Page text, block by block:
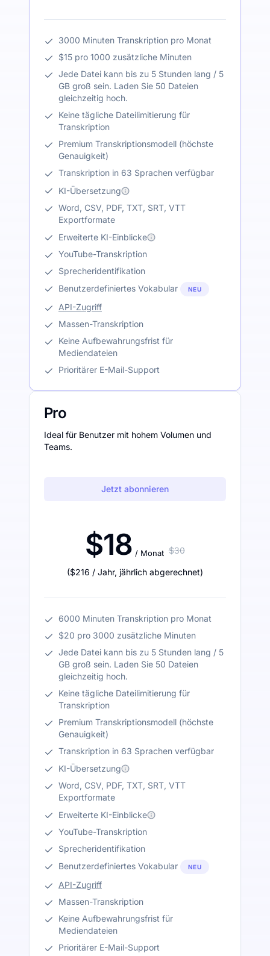
3000 Minuten Transkription pro Monat
$15 pro 1000 zusätzliche Minuten
Jede Datei kann bis zu 5 Stunden lang / 5
GB groß sein. Laden Sie 50 Dateien
gleichzeitig hoch.
Keine tägliche Dateilimitierung für
Transkription
Premium Transkriptionsmodell (höchste
Genauigkeit)
Transkription in 63 Sprachen verfügbar
KI-Übersetzung
Word, CSV, PDF, TXT, SRT, VTT
Exportformate
Erweiterte KI-Einblicke
YouTube-Transkription
Sprecheridentifikation
Benutzerdefiniertes Vokabular
NEU
API-Zugriff
Massen-Transkription
Keine Aufbewahrungsfrist für
Mediendateien
Prioritärer E-Mail-Support
Pro
Ideal für Benutzer mit hohem Volumen und
Teams.
Jetzt abonnieren
$18 / Monat $30
($216 / Jahr, jährlich abgerechnet)
6000 Minuten Transkription pro Monat
$20 pro 3000 zusätzliche Minuten
Jede Datei kann bis zu 5 Stunden lang / 5
GB groß sein. Laden Sie 50 Dateien
gleichzeitig hoch.
Keine tägliche Dateilimitierung für
Transkription
Premium Transkriptionsmodell (höchste
Genauigkeit)
Transkription in 63 Sprachen verfügbar
KI-Übersetzung
Word, CSV, PDF, TXT, SRT, VTT
Exportformate
Erweiterte KI-Einblicke
YouTube-Transkription
Sprecheridentifikation
Benutzerdefiniertes Vokabular
NEU
API-Zugriff
Massen-Transkription
Keine Aufbewahrungsfrist für
Mediendateien
Prioritärer E-Mail-Support